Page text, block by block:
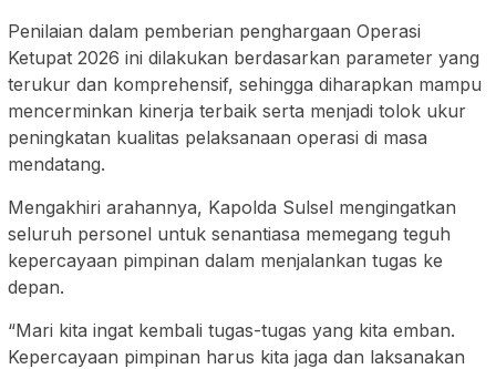
Penilaian dalam pemberian penghargaan Operasi
Ketupat 2026 ini dilakukan berdasarkan parameter yang
terukur dan komprehensif, sehingga diharapkan mampu
mencerminkan kinerja terbaik serta menjadi tolok ukur
peningkatan kualitas pelaksanaan operasi di masa
mendatang.
Mengakhiri arahannya, Kapolda Sulsel mengingatkan
seluruh personel untuk senantiasa memegang teguh
kepercayaan pimpinan dalam menjalankan tugas ke
depan.
“Mari kita ingat kembali tugas-tugas yang kita emban.
Kepercayaan pimpinan harus kita jaga dan laksanakan